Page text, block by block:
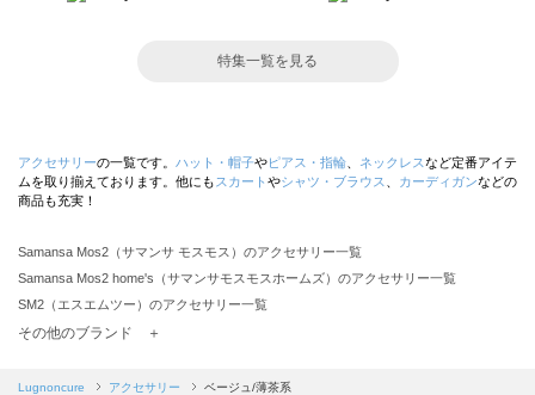
特集一覧を見る
アクセサリーの一覧です。 ハット・帽子やピアス・指輪 ネックレスなど定番アイテ
ムを取り揃えております。他にも スカート やシャツ・ブラウス カーディガンなどの
商品も充実！
Samansa Mos2（サマンサ モスモス）のアクセサリー一覧
Samansa Mos2 home's（サマンサモスモスホームズ）のアクセサリー一覧
SM2（エスエムツー）のアクセサリー一覧
TSUHARU by Samansa Mos2（ツハルバイサマンサモスモス）のアクセサリー一覧
Samansa Mos2 blue（サマンサモスモス ブルー）のアクセサリー一覧
その他のブランド ＋
Lugnoncure アクセサリー ベージュ/薄茶系